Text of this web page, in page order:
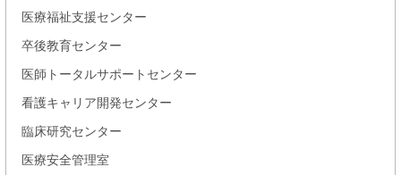
医療福祉支援センター
卒後教育センター
医師トータルサポートセンター
看護キャリア開発センター
臨床研究センター
医療安全管理室